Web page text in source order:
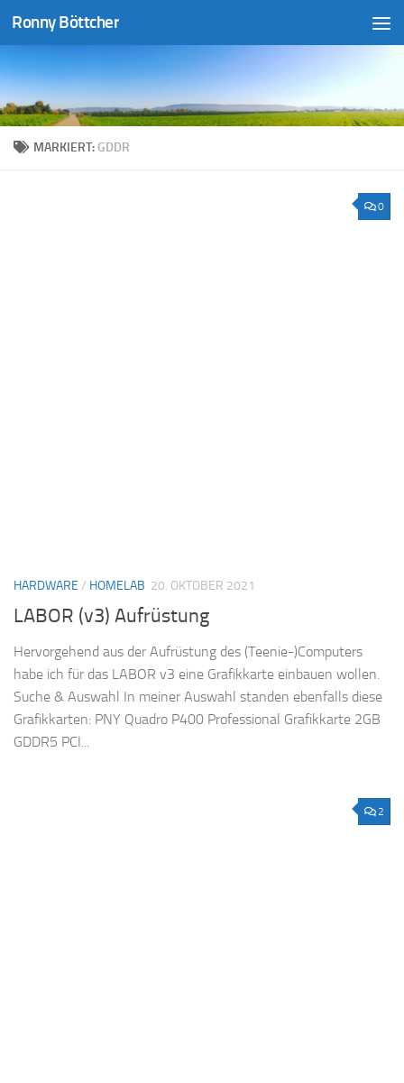
Unter dem Inhalt
Ronny Böttcher
MARKIERT: GDDR
0
HARDWARE / HOMELAB 20. OKTOBER 2021
LABOR (v3) Aufrüstung
Hervorgehend aus der Aufrüstung des (Teenie-)Computers
habe ich für das LABOR v3 eine Grafikkarte einbauen wollen.
Suche & Auswahl In meiner Auswahl standen ebenfalls diese
Grafikkarten: PNY Quadro P400 Professional Grafikkarte 2GB
GDDR5 PCI...
2